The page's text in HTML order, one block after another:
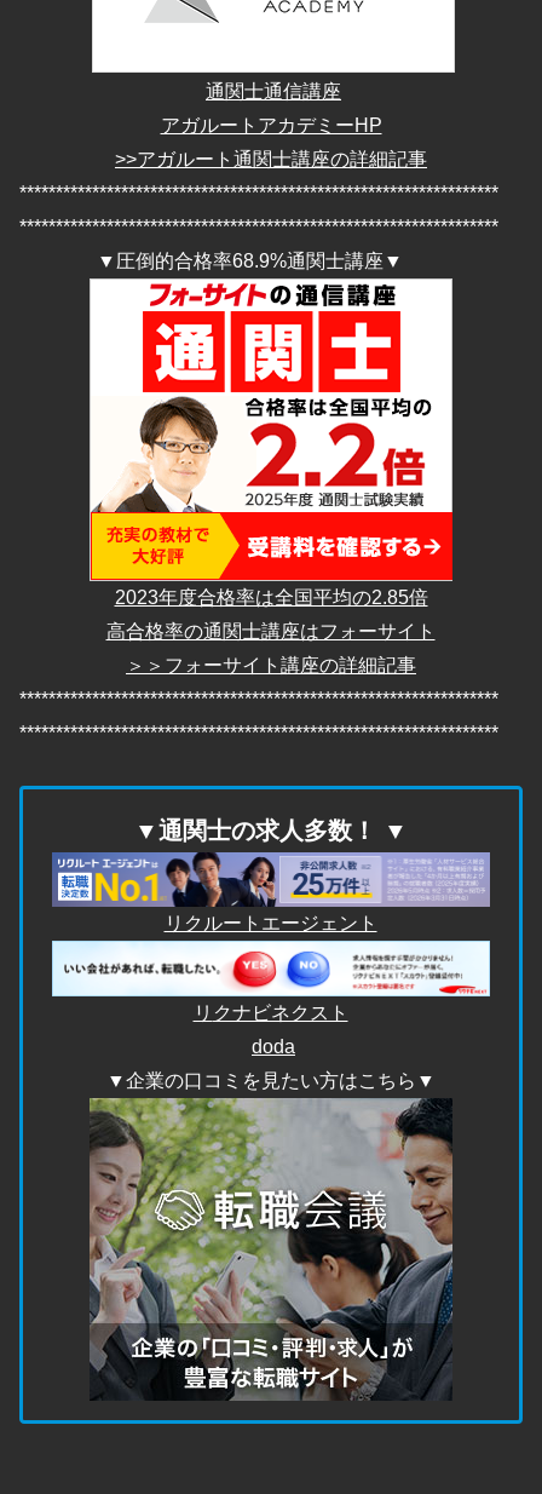
通関士通信講座
アガルートアカデミーHP
>>アガルート通関士講座の詳細記事
******************************************************************
******************************************************************
▼圧倒的合格率68.9%通関士講座▼
2023年度合格率は全国平均の2.85倍
高合格率の通関士講座はフォーサイト
＞＞フォーサイト講座の詳細記事
******************************************************************
******************************************************************
▼通関士の求人多数！ ▼
リクルートエージェント
リ クナビネクスト
doda
▼企業の口コミを見たい方はこちら▼